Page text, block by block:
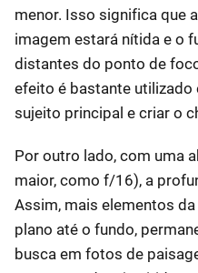
menor. Isso significa que
imagem estará nítida e o
distantes do ponto de
efeito é bastante
sujeito principal e criar o
Por outro lado, com uma
maior, como f/16), a
Assim, mais elementos
plano até o fundo,
busca em fotos de